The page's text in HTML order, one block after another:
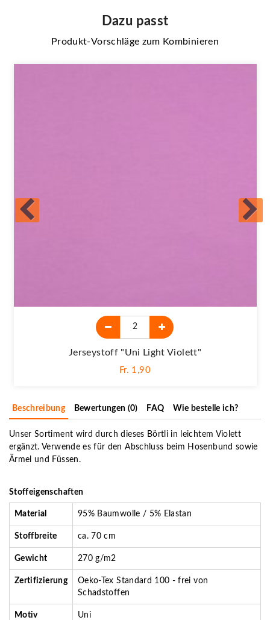
Dazu passt
Produkt-Vorschläge zum Kombinieren
Jerseystoff "Uni Light Violett"
Fr. 1,90
Beschreibung Bewertungen (0) FAQ Wie bestelle ich?
Unser Sortiment wird durch dieses Börtli in leichtem Violett
ergänzt. Verwende es für den Abschluss beim Hosenbund sowie
Ärmel und Füssen.
Stoffeigenschaften
Material 95% Baumwolle / 5% Elastan
Stoffbreite ca. 70 cm
Gewicht 270 g/m2
Zertifizierung
Oeko-Tex Standard 100 - frei von
Schadstoffen
Motiv Uni